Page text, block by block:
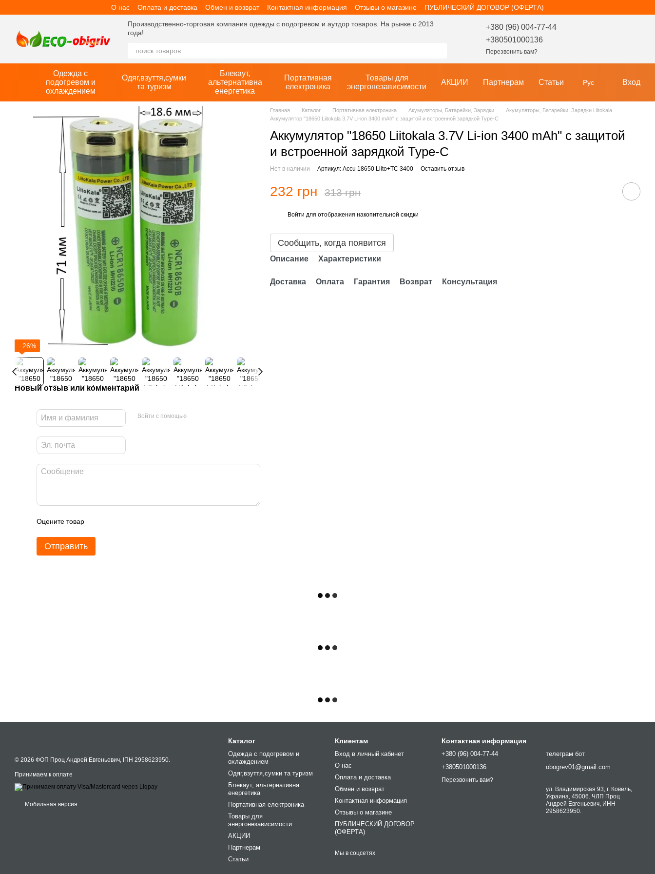
О нас Оплата и доставка Обмен и возврат Контактная информация Отзывы о магазине ПУБЛИЧЕСКИЙ ДОГОВОР (ОФЕРТА)
Производственно-торговая компания одежды с подогревом и аутдор товаров. На рынке с 2013
года!
+380 (96) 004-77-44
+380501000136
Перезвонить вам?
Одежда с
подогревом и
охлаждением
Одяг,взуття,сумки
та туризм
Блекаут,
альтернативна
енергетика
Портативная
електроника
Товары для
энергонезависимости
АКЦИИ Партнерам Статьи Рус Вход
−26%
Новый отзыв или комментарий
Войти с помощью
Оцените товар
Отправить
Главная Каталог Портативная електроника Акумуляторы, Батарейки, Зарядки
Акумуляторы, Батарейки, Зарядки Liitokala
Аккумулятор "18650 Liitokala 3.7V Li-ion 3400 mAh" с защитой и встроенной зарядкой Type-C
Аккумулятор "18650 Liitokala 3.7V Li-ion 3400 mAh" с защитой
и встроенной зарядкой Type-C
Нет в наличии Артикул: Accu 18650 Liito+TC 3400 Оставить отзыв
232 грн 313 грн
Войти для отображения накопительной скидки
Сообщить, когда появится
Описание Характеристики
Доставка Оплата Гарантия Возврат Консультация
© 2026 ФОП Проц Андрей Евгеньевич, ІПН 2958623950.
Принимаем к оплате
Мобильная версия
Каталог
Одежда с подогревом и
охлаждением
Одяг,взуття,сумки та туризм
Блекаут, альтернативна
енергетика
Портативная електроника
Товары для
энергонезависимости
АКЦИИ
Партнерам
Статьи
Клиентам
Вход в личный кабинет
О нас
Оплата и доставка
Обмен и возврат
Контактная информация
Отзывы о магазине
ПУБЛИЧЕСКИЙ ДОГОВОР
(ОФЕРТА)
Мы в соцсетях
Контактная информация
+380 (96) 004-77-44
+380501000136
Перезвонить вам?
телеграм бот
obogrev01@gmail.com
ул. Владимирская 93, г. Ковель,
Украина, 45006. ЧЛП Проц
Андрей Евгеньевич, ИНН
2958623950.